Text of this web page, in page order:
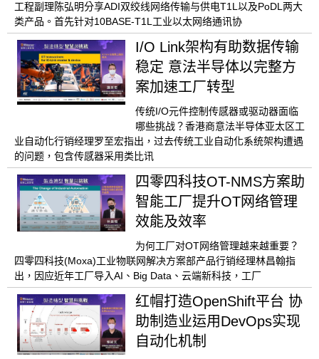
工程副理陈弘明分享ADI双绞线网络传输与供电T1L以及PoDL两大
类产品。首先针对10BASE-T1L工业以太网络通讯协
I/O Link架构有助数据传输
稳定 意法半导体以完整方
案加速工厂转型
传统I/O元件控制传感器或驱动器面临
哪些挑战？香港商意法半导体亚太区工
业自动化行销经理罗至宏指出，过去传统工业自动化系统架构遭遇
的问题，包含传感器采用类比讯
四零四科技OT-NMS方案助
智能工厂提升OT网络管理
效能及效率
为何工厂对OT网络管理越来越重要？
四零四科技(Moxa)工业物联网解决方案部产品行销经理林昌翰指
出，因应近年工厂导入AI、Big Data、云端新科技，工厂
红帽打造OpenShift平台 协
助制造业运用DevOps实现
自动化机制